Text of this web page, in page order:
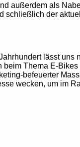
außerdem als
schließlich der
lässt
Thema E-
befeuerter
wecken, um im